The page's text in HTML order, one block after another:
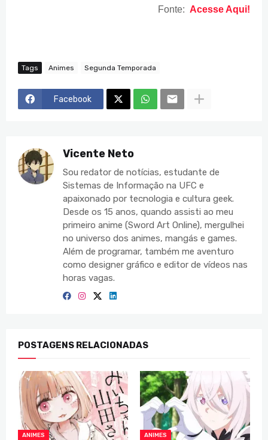
Fonte: Acesse Aqui!
Tags Animes Segunda Temporada
Facebook
Vicente Neto
Sou redator de notícias, estudante de
Sistemas de Informação na UFC e
apaixonado por tecnologia e cultura geek.
Desde os 15 anos, quando assisti ao meu
primeiro anime (Sword Art Online), mergulhei
no universo dos animes, mangás e games.
Além de programar, também me aventuro
como designer gráfico e editor de vídeos nas
horas vagas.
POSTAGENS RELACIONADAS
ANIMES ANIMES